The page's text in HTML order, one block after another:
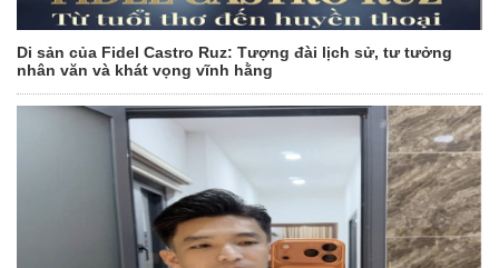
Di sản của Fidel Castro Ruz: Tượng đài lịch sử, tư tưởng
nhân văn và khát vọng vĩnh hằng